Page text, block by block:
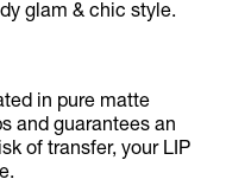
glam & chic style.
in pure matte
and guarantees an
of transfer, your LIP